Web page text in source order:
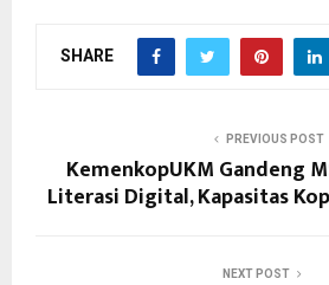
SHARE
PREVIOUS POST
KemenkopUKM Gandeng
Literasi Digital, Kapasitas
NEXT POST